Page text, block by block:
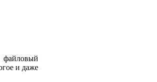
файловый
и даже